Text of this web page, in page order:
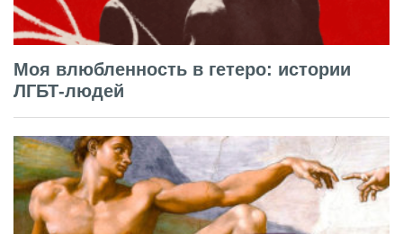
Моя влюбленность в гетеро: истории
ЛГБТ-людей